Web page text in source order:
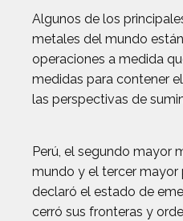
Algunos de los
metales del mundo
operaciones a medida
medidas para contener
las perspectivas de
Perú, el segundo mayor
mundo y el tercer
declaró el estado de
cerró sus fronteras y